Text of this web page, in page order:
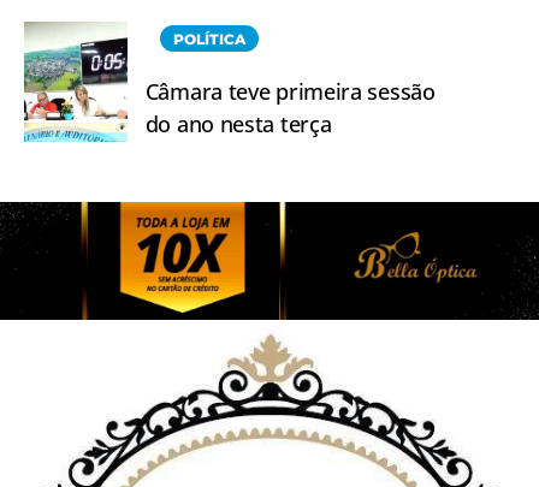
POLÍTICA
Câmara teve primeira sessão
do ano nesta terça